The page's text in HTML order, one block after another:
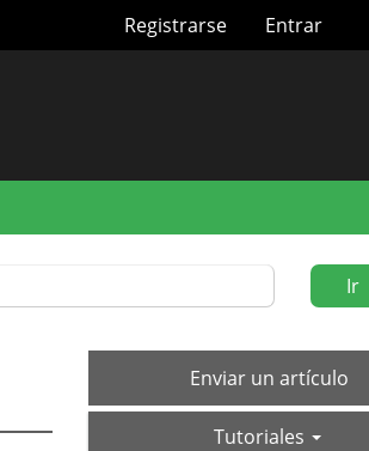
Registrarse Entrar
Ir
Enviar
un
Enviar un artículo
Tutoriales